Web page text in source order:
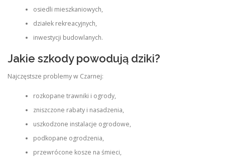
osiedli mieszkaniowych,
działek rekreacyjnych,
inwestycji budowlanych.
Jakie szkody powodują dziki?
Najczęstsze problemy w Czarnej:
rozkopane trawniki i ogrody,
zniszczone rabaty i nasadzenia,
uszkodzone instalacje ogrodowe,
podkopane ogrodzenia,
przewrócone kosze na śmieci,